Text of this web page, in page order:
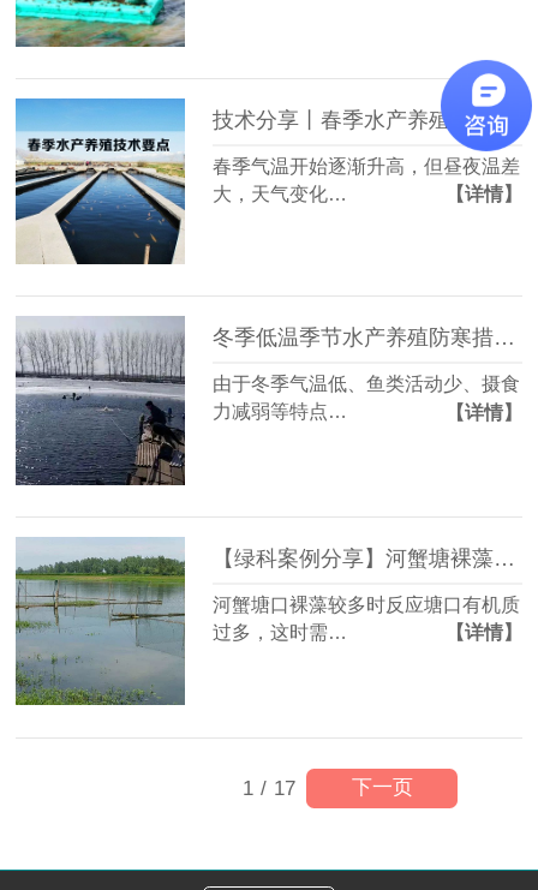
技术分享丨春季水产养殖技术要点分享
春季气温开始逐渐升高，但昼夜温差
大，天气变化…
【详情】
冬季低温季节水产养殖防寒措施，助力水产鱼类顺利越冬！
由于冬季气温低、鱼类活动少、摄食
力减弱等特点…
【详情】
【绿科案例分享】河蟹塘裸藻过度繁殖，该如何处理？
河蟹塘口裸藻较多时反应塘口有机质
过多，这时需…
【详情】
1 / 17 下一页